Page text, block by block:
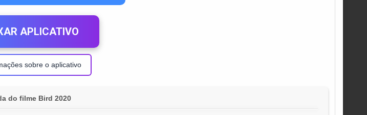
APLICATIVO
sobre o aplicativo
do filme Bird 2020